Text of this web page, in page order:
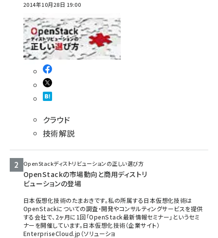
2014年10月28日 19:00
クラウド
技術解説
OpenStackディストリビューションの正しい選び方
OpenStackの市場動向と商用ディストリ
ビューションの登場
日本仮想化技術のたまおきです。私の所属する日本仮想化技術は
OpenStackについての調査・開発やコンサルティングサービスを提供
する会社で、2ヶ月に1回「OpenStack最新情報セミナー」というセミ
ナーを開催しています。日本仮想化技術（企業サイト）
EnterpriseCloud.jp（ソリューショ